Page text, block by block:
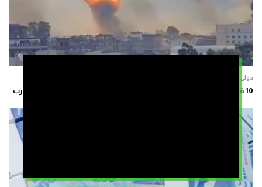
دولي
10 قتلى بينهم ثمانية من القوات الحكومية اليمنية بهجوم الحوثيين على مأرب